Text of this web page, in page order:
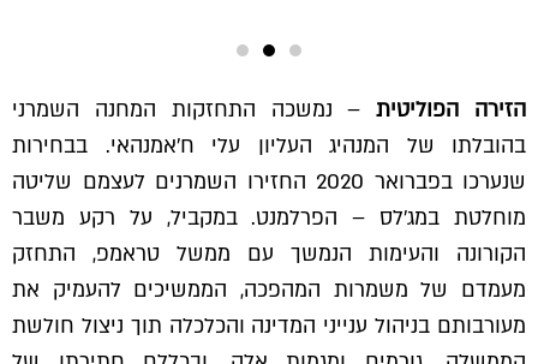
הזירה הפוליטית– נמשכה התחזקות המחנה השמרני
בהובלתו של המנהיג העליון עלי ח'אמנהאי. בבחירות
שנערכו בפברואר 2020 החזירו השמרנים לעצמם שליטה
מוחלטת במג'לס – הפרלמנט. במקביל, על רקע משבר
הקורונה והעימות הנמשך עם ממשל טראמפ, התחזק
מעמדם של משמרות המהפכה, הממשיכים להעמיק את
מעורבותם בניהול ענייני המדינה והכלכלה תוך ניצול חולשת